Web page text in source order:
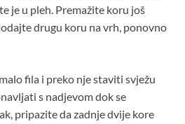
je u pleh. Premažite koru još
drugu koru na vrh, ponovno
fila i preko nje staviti svježu
s nadjevom dok se
pripazite da zadnje dvije kore